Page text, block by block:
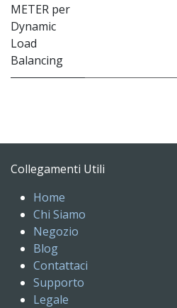
METER per
Dynamic
Load
Balancing
Collegamenti Utili
Home
Chi Siamo
Negozio
Blog
Contattaci
Supporto
Legale